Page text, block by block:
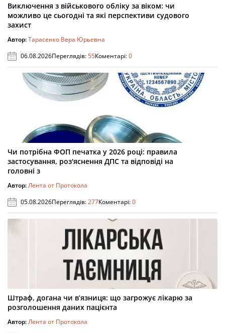
Виключення з військового обліку за віком: чи
можливо це сьогодні та які перспективи судового
захист
Автор:Тарасенко Вера Юрьевна
06.08.2026Переглядів:55Коментарі:0
Чи потрібна ФОП печатка у 2026 році: правила
застосування, роз'яснення ДПС та відповіді на
головні з
Автор:Лента от Протокола
05.08.2026Переглядів:277Коментарі:0
Штраф, догана чи в’язниця: що загрожує лікарю за
розголошення даних пацієнта
Автор:Лента от Протокола